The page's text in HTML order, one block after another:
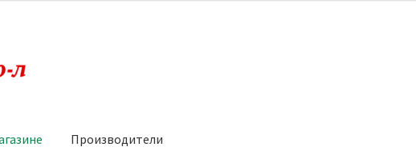
Производители